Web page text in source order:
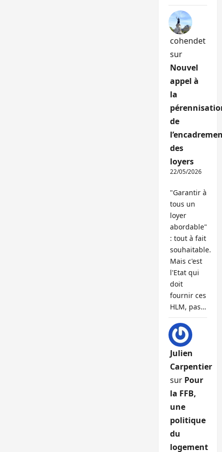
cohendet
sur
Nouvel
appel à
la
de
des
loyers
22/05/2026
"Garantir à
tous un
loyer
abordable"
: tout à fait
souhaitable.
Mais c'est
l'Etat qui
doit
fournir ces
HLM, pas…
Julien
Carpentier
sur Pour
la FFB,
une
politique
du
logement